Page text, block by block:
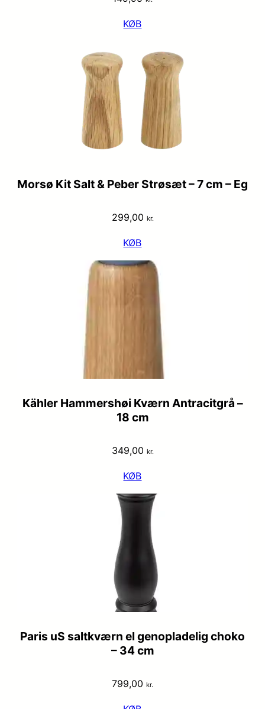
KØB
Morsø Kit Salt & Peber Strøsæt – 7 cm – Eg
299,00 kr.
KØB
Kähler Hammershøi Kværn Antracitgrå –
18 cm
349,00 kr.
KØB
Paris uS saltkværn el genopladelig choko
– 34 cm
799,00 kr.